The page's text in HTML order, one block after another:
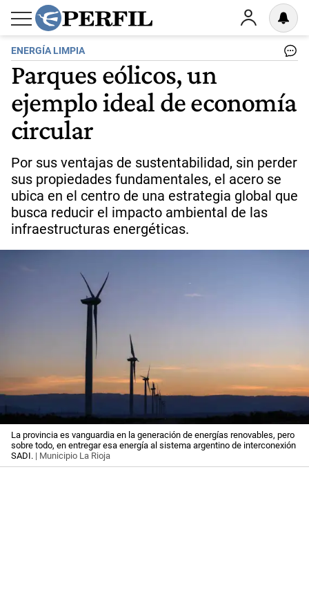
ENERGÍA LIMPIA
Parques eólicos, un
ejemplo ideal de economía
circular
Por sus ventajas de sustentabilidad, sin perder
sus propiedades fundamentales, el acero se
ubica en el centro de una estrategia global que
busca reducir el impacto ambiental de las
infraestructuras energéticas.
La provincia es vanguardia en la generación de energías renovables, pero
sobre todo, en entregar esa energía al sistema argentino de interconexión
SADI. | Municipio La Rioja